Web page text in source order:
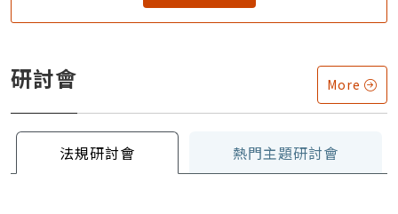
研討會 More
法規研討會 熱門主題研討會